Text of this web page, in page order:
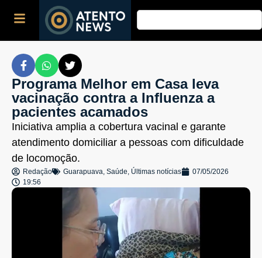
Programa Melhor em Casa leva
vacinação contra a Influenza a
pacientes acamados
Iniciativa amplia a cobertura vacinal e garante
atendimento domiciliar a pessoas com dificuldade
de locomoção.
Redação Guarapuava, Saúde, Últimas notícias
07/05/2026
19:56